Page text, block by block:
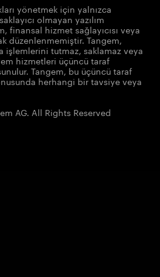
yönetmek için yalnızca
olmayan yazılım
finansal hizmet sağlayıcısı veya
düzenlenmemiştir. Tangem,
işlemlerini tutmaz, saklamaz veya
hizmetleri üçüncü taraf
Tangem, bu üçüncü taraf
herhangi bir tavsiye veya